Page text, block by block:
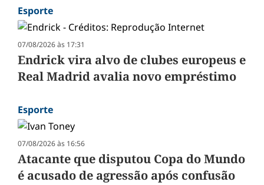
Esporte
07/08/2026 às 17:31
Endrick vira alvo de clubes europeus e
Real Madrid avalia novo empréstimo
Esporte
07/08/2026 às 16:56
Atacante que disputou Copa do Mundo
é acusado de agressão após confusão